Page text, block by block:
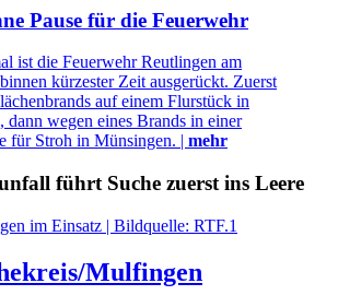
Pause für die Feuerwehr
ist die Feuerwehr Reutlingen am
kürzester Zeit ausgerückt. Zuerst
auf einem Flurstück in
dann wegen eines Brands in einer
für Stroh in Münsingen. | mehr
führt Suche zuerst ins Leere
Mulfingen